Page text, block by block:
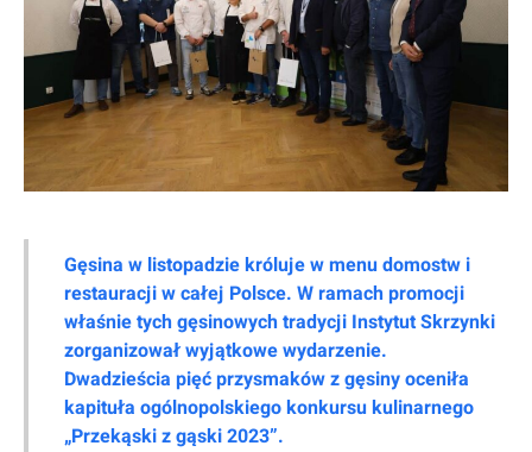
Gęsina w listopadzie króluje w menu domostw i
restauracji w całej Polsce. W ramach promocji
właśnie tych gęsinowych tradycji Instytut Skrzynki
zorganizował wyjątkowe wydarzenie.
Dwadzieścia pięć przysmaków z gęsiny oceniła
kapituła ogólnopolskiego konkursu kulinarnego
„Przekąski z gąski 2023”.